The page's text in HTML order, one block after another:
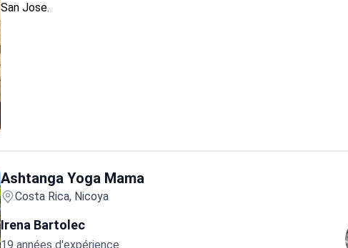
San Jose.
Ashtanga Yoga Mama
Costa Rica, Nicoya
Irena Bartolec
19 années d'expérience